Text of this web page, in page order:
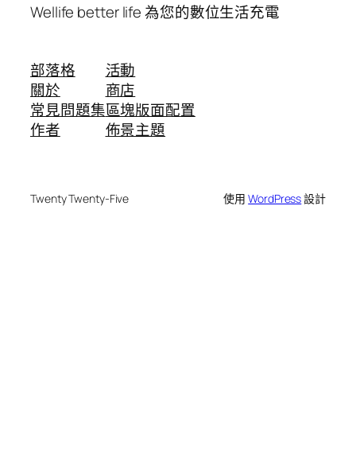
Wellife better life 為您的數位生活充電
部落格
關於
常見問題集
作者
活動
商店
區塊版面配置
佈景主題
Twenty Twenty-Five 使用WordPress設計